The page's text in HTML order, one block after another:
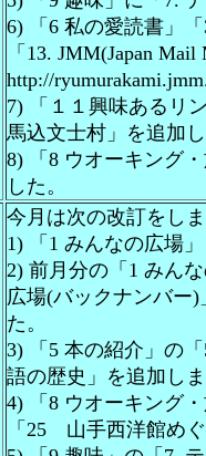
6) 「6 私の愛読書」
「13. JMM(Japan
http://
7) 「１１興味あるリ
馬込文士村」を追加
8) 「8 ウオーキング
した。
今月は次の改訂をし
1) 「1 みんなの広場
2) 前月分の「1 みん
広場(バックナンバー)
た。
3) 「5 本の紹介」の
語の歴史」を追加し
4) 「8 ウオーキング
「25 山手西洋館め